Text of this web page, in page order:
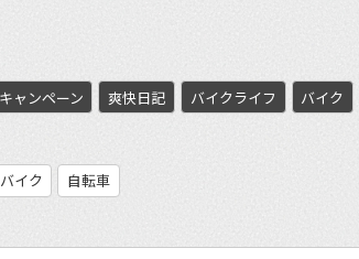
ャンペーン 爽快日記 バイクライフ
バイク
バイク 自転車